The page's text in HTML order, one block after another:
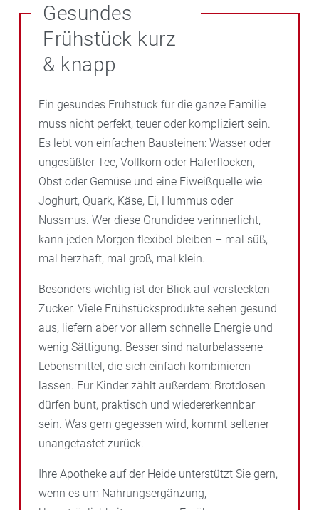
Gesundes
Frühstück kurz
& knapp
Ein gesundes Frühstück für die ganze Familie
muss nicht perfekt, teuer oder kompliziert sein.
Es lebt von einfachen Bausteinen: Wasser oder
ungesüßter Tee, Vollkorn oder Haferflocken,
Obst oder Gemüse und eine Eiweißquelle wie
Joghurt, Quark, Käse, Ei, Hummus oder
Nussmus. Wer diese Grundidee verinnerlicht,
kann jeden Morgen flexibel bleiben – mal süß,
mal herzhaft, mal groß, mal klein.
Besonders wichtig ist der Blick auf versteckten
Zucker. Viele Frühstücksprodukte sehen gesund
aus, liefern aber vor allem schnelle Energie und
wenig Sättigung. Besser sind naturbelassene
Lebensmittel, die sich einfach kombinieren
lassen. Für Kinder zählt außerdem: Brotdosen
dürfen bunt, praktisch und wiedererkennbar
sein. Was gern gegessen wird, kommt seltener
unangetastet zurück.
Ihre Apotheke auf der Heide unterstützt Sie gern,
wenn es um Nahrungsergänzung,